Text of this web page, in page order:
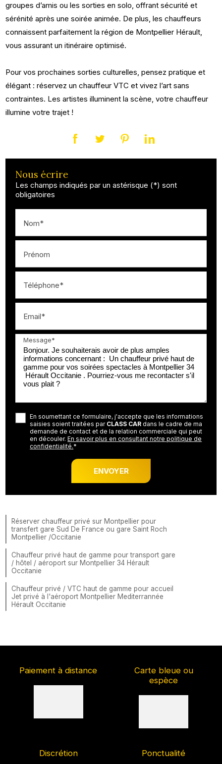
groupes d’amis ou les sorties en solo, offrant sécurité et
sérénité après une soirée animée. De plus, les chauffeurs
connaissent parfaitement la région de Montpellier Hérault,
vous assurant un itinéraire optimisé.
Pour vos prochaines sorties culturelles, pensez pratique et
élégant : réservez un chauffeur VTC et vivez l’art sans
contraintes. Les artistes illuminent la scène, votre chauffeur
illumine votre trajet !
Nous écrire
Les champs indiqués par un astérisque (*) sont
obligatoires
Nom*
Prénom
Téléphone*
Email*
Message*
En soumettant ce formulaire, j'accepte que les informations
saisies soient traitées par CLASS CAR dans le cadre de ma
demande de contact et de la relation commerciale qui peut
en découler.En savoir plus en consultant notre politique de
confidentialité.*
Réserver chauffeur privé sur Montpellier pour
transfert gare Sud De France ou gare Saint Roch
Montpellier /Occitanie
Chauffeur privé haut de gamme pour transport gare
/ hôtel / aéroport sur Montpellier 34 Hérault
Occitanie
Chauffeur privé / VTC haut de gamme pour accueil
Jet privé à l'aéroport Montpellier Mediterrannée
Hérault Occitanie
Paiement à distance
Carte bleue ou
espèce
Discrétion Ponctualité